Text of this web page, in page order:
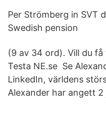
Per Strömberg in SVT
Swedish pension
(9 av 34 ord). Vill du
Testa NE.se Se
LinkedIn, världens
Alexander har angett